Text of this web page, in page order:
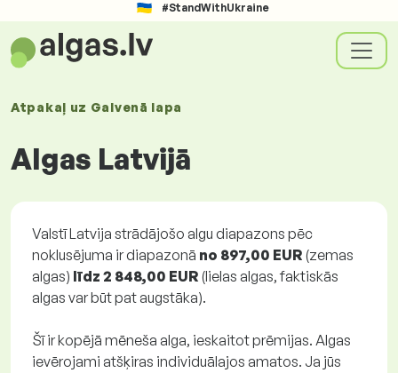
#StandWithUkraine
Atpakaļ uz Galvenā lapa
Algas Latvijā
Valstī Latvija strādājošo algu diapazons pēc
noklusējuma ir diapazonā no 897,00 EUR (zemas
algas) līdz 2 848,00 EUR (lielas algas, faktiskās
algas var būt pat augstāka).
Šī ir kopējā mēneša alga, ieskaitot prēmijas. Algas
ievērojami atšķiras individuālajos amatos. Ja jūs